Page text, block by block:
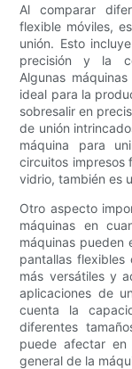
Al comparar
flexible móviles,
unión. Esto
precisión y la
Algunas
ideal para la
sobresalir en
de unión
máquina para
circuitos impresos
vidrio, también es
Otro aspecto
máquinas en
máquinas pueden
pantallas
más versátiles y
aplicaciones de
cuenta la
diferentes
puede afectar
general de la